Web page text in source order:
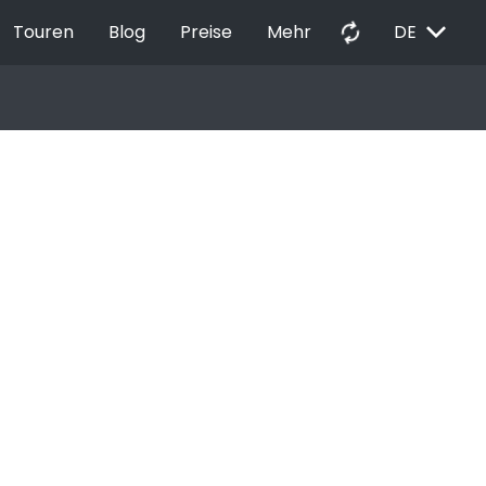
Touren Blog Preise Mehr autorenew DE EXPAND_MORE